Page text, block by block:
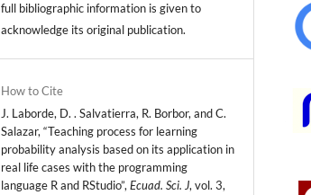
full bibliographic information is given to
acknowledge its original publication.
How to Cite
J. Laborde, D. . Salvatierra, R. Borbor, and C.
Salazar, “Teaching process for learning
probability analysis based on its application in
real life cases with the programming
language R and RStudio”,Ecuad. Sci. J, vol. 3,